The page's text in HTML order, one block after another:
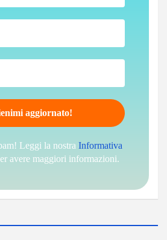
Leggi la nostra Informativa
avere maggiori informazioni.